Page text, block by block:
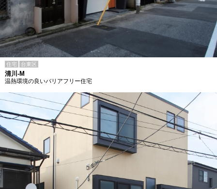
住宅 台東区
清川-M
温熱環境の良いバリアフリー住宅